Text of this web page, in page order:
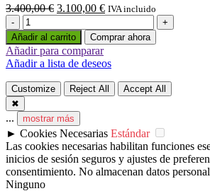
3.400,00€ El
original
era:
3.400,00 €.
3.100,00 €El
actual
es:
IVA incluido
Contenedor
de
45
Pies
High
Cube
cantidad
Añadir al carrito Comprar ahora
Añadir para comparar
Añadir a lista de deseos
Customize Reject All
Accept All
✖
... mostrar más
► Cookies Necesarias Estándar
Las cookies necesarias habilitan funciones
inicios de sesión seguros y ajustes de
consentimiento. No almacenan datos
Ninguno